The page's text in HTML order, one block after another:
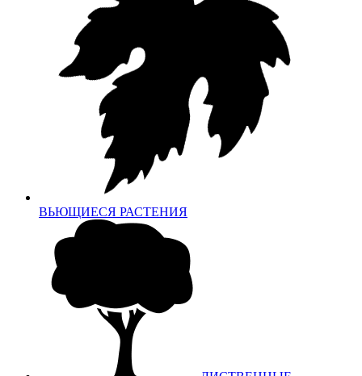
ВЬЮЩИЕСЯ РАСТЕНИЯ